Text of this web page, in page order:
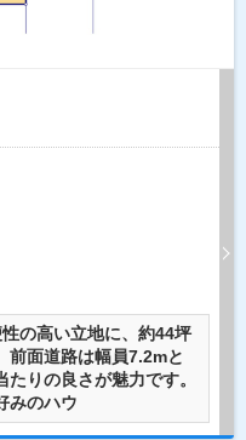
の高い立地に、約44坪
前面道路は幅員7.2mと
りの良さが魅力です。
みのハウ